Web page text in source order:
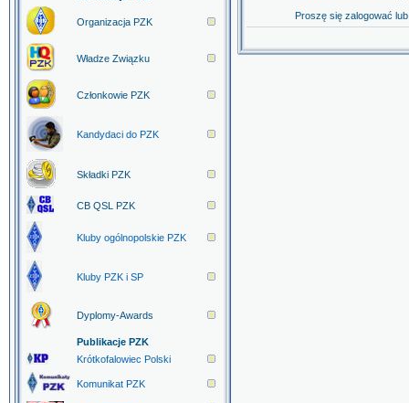
Organizacja PZK
Władze Związku
Członkowie PZK
Kandydaci do PZK
Składki PZK
CB QSL PZK
Kluby ogólnopolskie PZK
Kluby PZK i SP
Dyplomy-Awards
Publikacje PZK
Krótkofalowiec Polski
Komunikat PZK
Proszę się zalogować